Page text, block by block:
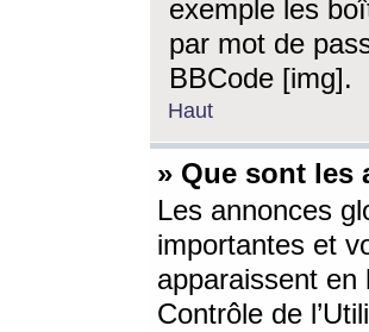
exemple les
par mot de
BBCode [img].
Haut
» Que sont les
Les annonces
importantes et
apparaissent
Contrôle de